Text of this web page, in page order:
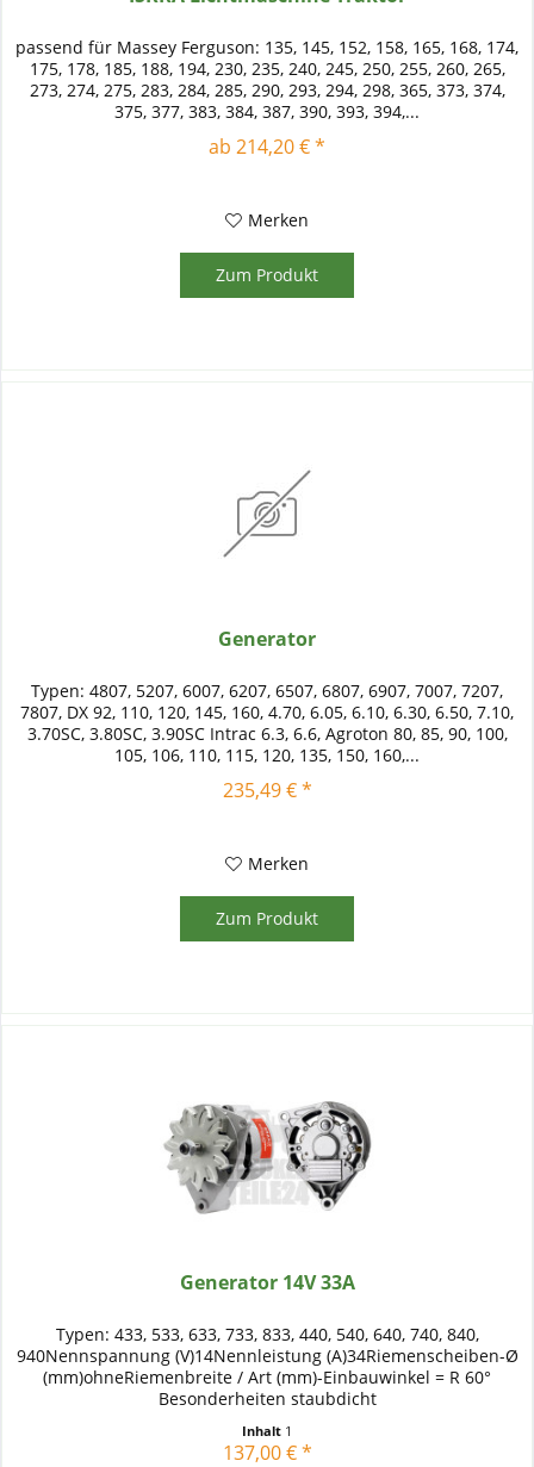
passend für Massey Ferguson: 135, 145, 152, 158, 165, 168, 174,
175, 178, 185, 188, 194, 230, 235, 240, 245, 250, 255, 260, 265,
273, 274, 275, 283, 284, 285, 290, 293, 294, 298, 365, 373, 374,
375, 377, 383, 384, 387, 390, 393, 394,...
ab 214,20 € *
Merken
Zum Produkt
Generator
Typen: 4807, 5207, 6007, 6207, 6507, 6807, 6907, 7007, 7207,
7807, DX 92, 110, 120, 145, 160, 4.70, 6.05, 6.10, 6.30, 6.50, 7.10,
3.70SC, 3.80SC, 3.90SC Intrac 6.3, 6.6, Agroton 80, 85, 90, 100,
105, 106, 110, 115, 120, 135, 150, 160,...
235,49 € *
Merken
Zum Produkt
Generator 14V 33A
Typen: 433, 533, 633, 733, 833, 440, 540, 640, 740, 840,
940Nennspannung (V)14Nennleistung (A)34Riemenscheiben-Ø
(mm)ohneRiemenbreite / Art (mm)-Einbauwinkel = R 60°
Besonderheiten staubdicht
Inhalt 1
137,00 € *